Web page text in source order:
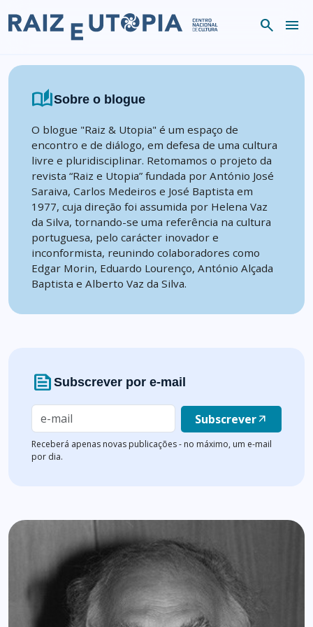
search menu
auto_storiesSobre o blogue
O blogue "Raiz & Utopia" é um espaço de
encontro e de diálogo, em defesa de uma cultura
livre e pluridisciplinar. Retomamos o projeto da
revista “Raiz e Utopia” fundada por António José
Saraiva, Carlos Medeiros e José Baptista em
1977, cuja direção foi assumida por Helena Vaz
da Silva, tornando-se uma referência na cultura
portuguesa, pelo carácter inovador e
inconformista, reunindo colaboradores como
Edgar Morin, Eduardo Lourenço, António Alçada
Baptista e Alberto Vaz da Silva.
news Subscrever por e-mail
Subscreverarrow_outward
Receberá apenas novas publicações - no máximo, um e-mail
por dia.
Lista de artigos